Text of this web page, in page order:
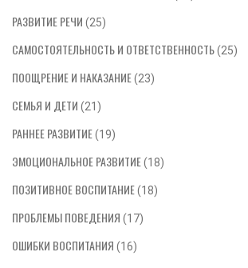
РАЗВИТИЕ РЕЧИ (25)
САМОСТОЯТЕЛЬНОСТЬ И ОТВЕТСТВЕННОСТЬ(25)
ПООЩРЕНИЕ И НАКАЗАНИЕ(23)
СЕМЬЯ И ДЕТИ (21)
РАННЕЕ РАЗВИТИЕ(19)
ЭМОЦИОНАЛЬНОЕ РАЗВИТИЕ(18)
ПОЗИТИВНОЕ ВОСПИТАНИЕ(18)
ПРОБЛЕМЫ ПОВЕДЕНИЯ (17)
ОШИБКИ ВОСПИТАНИЯ (16)